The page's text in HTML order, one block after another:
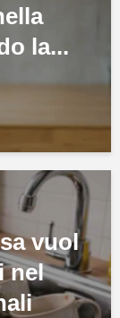
la...
vuol
nel